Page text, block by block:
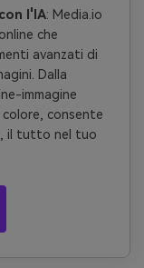
l'IA: Media.io
che
avanzati di
Dalla
immagine
consente
il tutto nel tuo